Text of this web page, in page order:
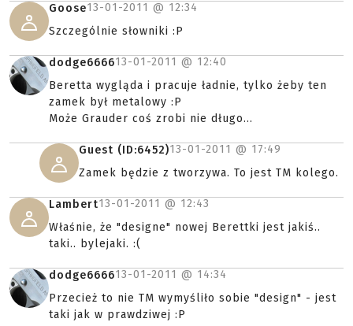
Goose13-01-2011 @ 12:34
Szczególnie słowniki :P
dodge666613-01-2011 @ 12:40
Beretta wygląda i pracuje ładnie, tylko żeby ten
zamek był metalowy :P
Może Grauder coś zrobi nie długo...
Guest (ID:6452)13-01-2011 @ 17:49
Zamek będzie z tworzywa. To jest TM kolego.
Lambert13-01-2011 @ 12:43
Właśnie, że "designe" nowej Berettki jest jakiś..
taki.. bylejaki. :(
dodge666613-01-2011 @ 14:34
Przecież to nie TM wymyśliło sobie "design" - jest
taki jak w prawdziwej :P